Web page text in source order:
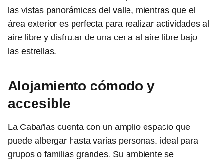
las vistas panorámicas del valle, mientras que el
área exterior es perfecta para realizar actividades al
aire libre y disfrutar de una cena al aire libre bajo
las estrellas.
Alojamiento cómodo y
accesible
La Cabañas cuenta con un amplio espacio que
puede albergar hasta varias personas, ideal para
grupos o familias grandes. Su ambiente se